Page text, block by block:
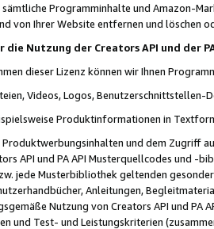
Programminhalte und Amazon-
von Ihrer Website entfernen und löschen
die Nutzung der Creators API und der
dieser Lizenz können wir Ihnen
Videos, Logos, Benutzerschnittstellen-
Produktinformationen in
und dem Zugriff
API und PA API Musterquellcodes und
jede Musterbibliothek geltenden
Anleitungen,
Nutzung von Creators API und PA
und Test- und Leistungskriterien